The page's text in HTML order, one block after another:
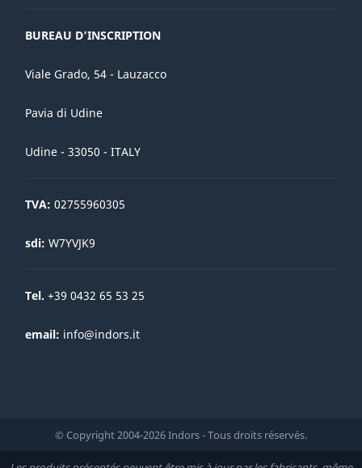
BUREAU D'INSCRIPTION
Viale Grado, 54 - Lauzacco
Pavia di Udine
Udine - 33050 - ITALY
TVA: 02755960305
sdi: W7YVJK9
Tel. +39 0432 65 53 25
email: info@indors.it
© Copyright 2004-2026 Indors - Tous droits réservés.